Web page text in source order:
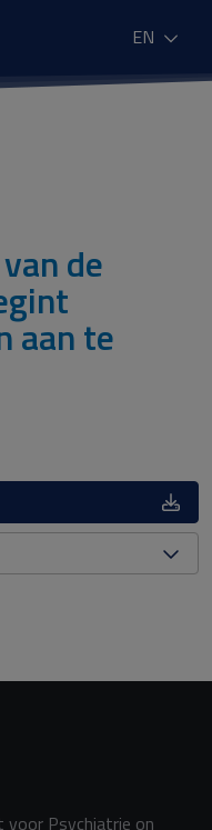
EN
de
aan te
voor Psychiatrie on